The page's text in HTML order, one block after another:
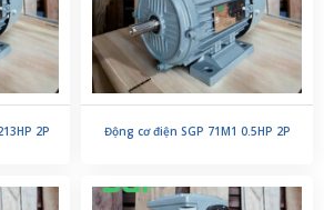
2P Động cơ điện SGP 71M1 0.5HP 2P